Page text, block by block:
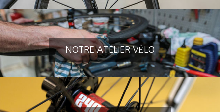
NOTRE ATELIER VÉLO